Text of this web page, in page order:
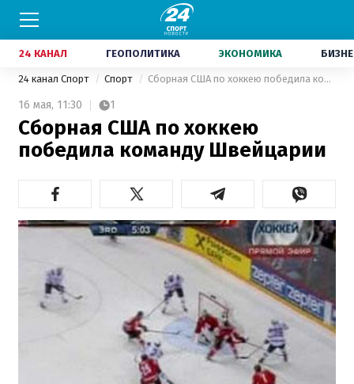
24 КАНАЛ ГЕОПОЛИТИКА ЭКОНОМИКА
24 канал Спорт Спорт Сборная США по хоккею победила команду Швейцарии
16 мая, 11:30 1
Сборная США по хоккею
победила команду Швейцарии